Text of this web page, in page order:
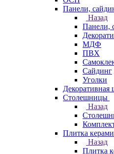
Панели,
Назад
Панели,
МДФ
ПВХ
Сайдинг
Уголки
Декоративная
Столешницы
Назад
Плитка
Назад
Плитка